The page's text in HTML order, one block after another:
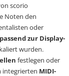
scorio
Noten den
oder
passend zur Display-
wurden.
festlegen oder
integrierten MIDI-